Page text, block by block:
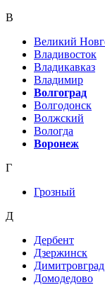
В
Великий
Владивосток
Владикавказ
Владимир
Волгоград
Волгодонск
Волжский
Вологда
Воронеж
Г
Грозный
Д
Дербент
Дзержинск
Димитровград
Домодедово